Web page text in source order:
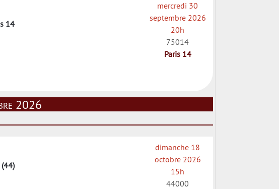
14
mercredi 30
septembre 2026
20h
75014
Paris 14
2026
dimanche 18
octobre 2026
15h
44000